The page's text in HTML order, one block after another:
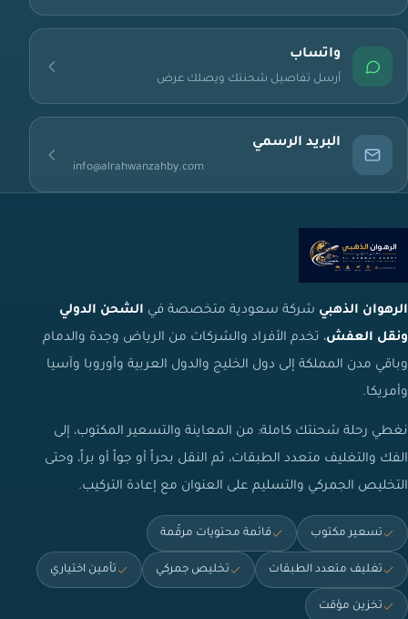
واتساب
أرسل تفاصيل شحنتك ويصلك عرض
البريد الرسمي
info@alrahwanzahby.com
الرهوان الذهبي شركة سعودية متخصصة في الشحن الدولي
ونقل العفش، تخدم الأفراد والشركات من الرياض وجدة والدمام
وباقي مدن المملكة إلى دول الخليج والدول العربية وأوروبا وآسيا
وأمريكا.
نغطي رحلة شحنتك كاملة: من المعاينة والتسعير المكتوب، إلى
الفك والتغليف متعدد الطبقات، ثم النقل بحراً أو جواً أو براً، وحتى
التخليص الجمركي والتسليم على العنوان مع إعادة التركيب.
تسعير مكتوب قائمة محتويات مرقّمة
تغليف متعدد الطبقات تخليص جمركي تأمين اختياري
تخزين مؤقت